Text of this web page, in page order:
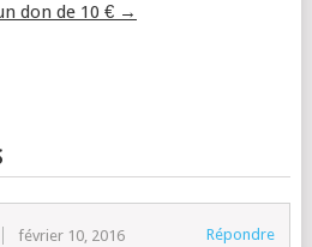
don de 10 € →
février 10, 2016 Répondre